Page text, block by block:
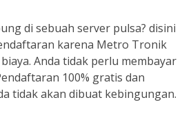
di sebuah server pulsa? disini
karena Metro Tronik
Anda tidak perlu membayar
100% gratis dan
tidak akan dibuat kebingungan.